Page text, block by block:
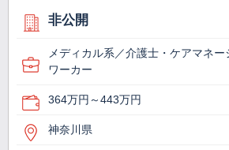
非公開
メディカル系／介護士・ケアマネ
ワーカー
364万円～443万円
神奈川県